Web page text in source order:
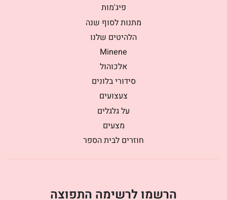
פיג'מות
מתנות לסוף שנה
הלהיטים שלנו
Minene
אלכוהול
סידורי בלונים
צעצועים
על גלגלים
מצעים
חוזרים לבית הספר
הרשמו לרשימה התפוצה